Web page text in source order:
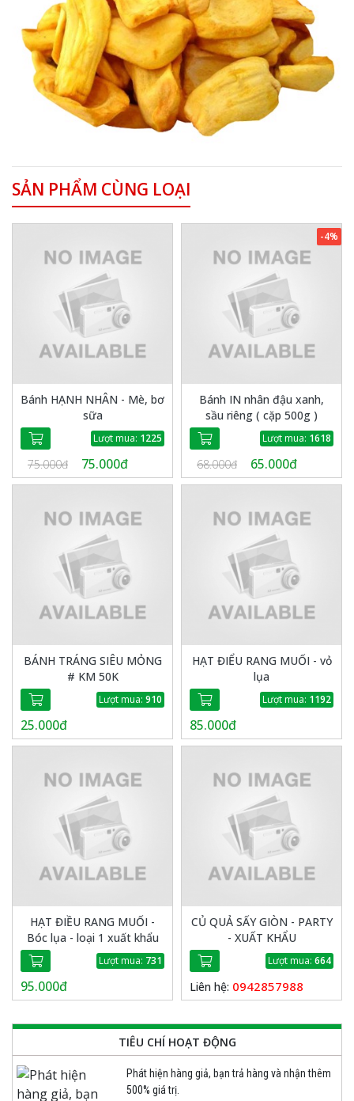
SẢN PHẨM CÙNG LOẠI
Bánh HẠNH NHÂN - Mè, bơ
sữa
Lượt mua: 1225
75.000đ 75.000đ
Bánh IN nhân đậu xanh,
sầu riêng ( cặp 500g )
Lượt mua: 1618
68.000đ 65.000đ
-4%
BÁNH TRÁNG SIÊU MỎNG
# KM 50K
Lượt mua: 910
25.000đ
HẠT ĐIỂU RANG MUỐI - vỏ
lụa
Lượt mua: 1192
85.000đ
HẠT ĐIỀU RANG MUỐI -
Bóc lụa - loại 1 xuất khẩu
Lượt mua: 731
95.000đ
CỦ QUẢ SẤY GIÒN - PARTY
- XUẤT KHẨU
Lượt mua: 664
Liên hệ: 0942857988
TIÊU CHÍ HOẠT ĐỘNG
Phát hiện hàng giả, bạn trả hàng và nhận thêm
500% giá trị.